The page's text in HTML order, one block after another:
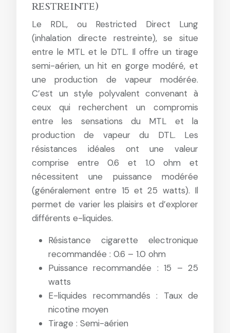
restreinte)
Le RDL, ou Restricted Direct Lung
(inhalation directe restreinte), se situe
entre le MTL et le DTL. Il offre un tirage
semi-aérien, un hit en gorge modéré, et
une production de vapeur modérée.
C’est un style polyvalent convenant à
ceux qui recherchent un compromis
entre les sensations du MTL et la
production de vapeur du DTL. Les
résistances idéales ont une valeur
comprise entre 0.6 et 1.0 ohm et
nécessitent une puissance modérée
(généralement entre 15 et 25 watts). Il
permet de varier les plaisirs et d’explorer
différents e-liquides.
Résistance cigarette electronique
recommandée : 0.6 – 1.0 ohm
Puissance recommandée : 15 – 25
watts
E-liquides recommandés : Taux de
nicotine moyen
Tirage : Semi-aérien